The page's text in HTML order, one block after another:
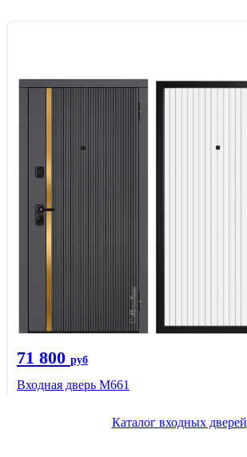
71 800 руб
Входная дверь М661
Каталог входных дверей